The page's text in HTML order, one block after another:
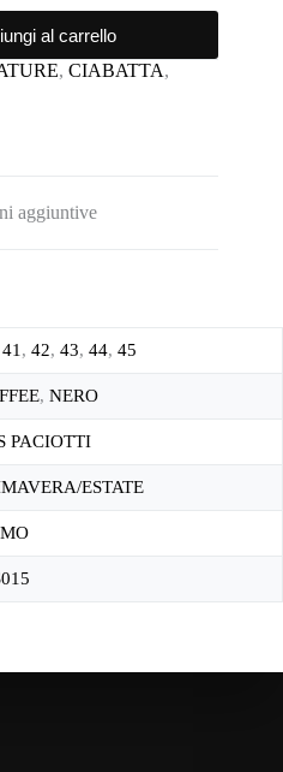
al carrello
, CIABATTA,
aggiuntive
41 , 42, 43, 44, 45
, NERO
PACIOTTI
ESTATE